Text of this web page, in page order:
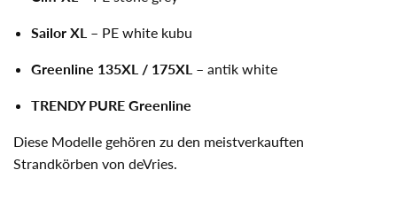
Sailor XL – PE white kubu
Greenline 135XL / 175XL – antik white
TRENDY PURE Greenline
Diese Modelle gehören zu den meistverkauften
Strandkörben von deVries.